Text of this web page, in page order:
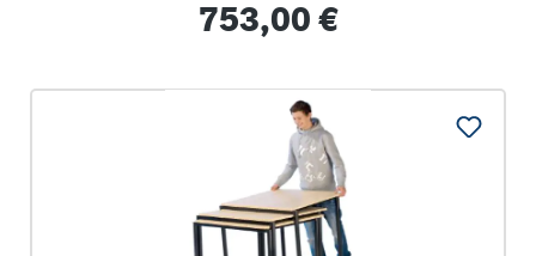
Regulärer Preis:
753,00 €